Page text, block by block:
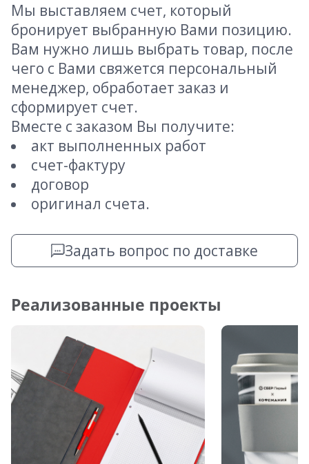
Мы выставляем счет, который
бронирует выбранную Вами позицию.
Вам нужно лишь выбрать товар, после
чего с Вами свяжется персональный
менеджер, обработает заказ и
сформирует счет.
Вместе с заказом Вы получите:
акт выполненных работ
счет-фактуру
договор
оригинал счета.
Задать вопрос по доставке
Реализованные проекты